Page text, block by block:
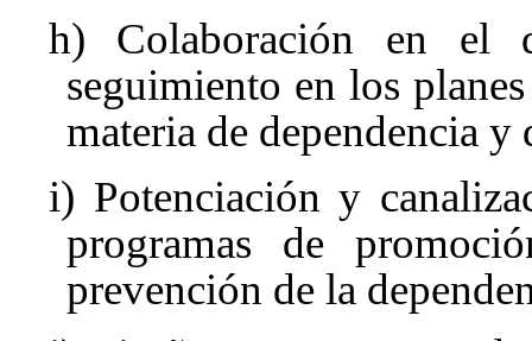
h) Colaboración en el
seguimiento en los
materia de dependencia y
i) Potenciación y
programas de
prevención de la